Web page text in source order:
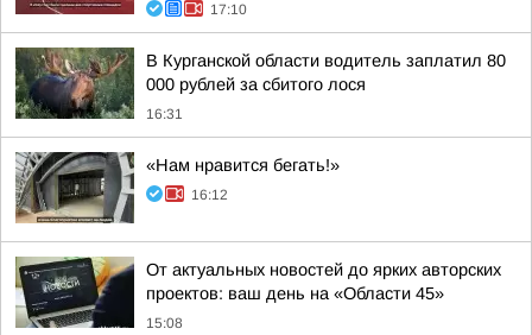
17:10
В Курганской области водитель заплатил 80
000 рублей за сбитого лося
16:31
«Нам нравится бегать!»
16:12
От актуальных новостей до ярких авторских
проектов: ваш день на «Области 45»
15:08